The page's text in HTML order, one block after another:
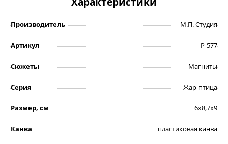
Производитель М.П. Студия
Артикул Р-577
Сюжеты Магниты
Серия Жар-птица
Размер, см 6х8,7х9
Канва пластиковая канва